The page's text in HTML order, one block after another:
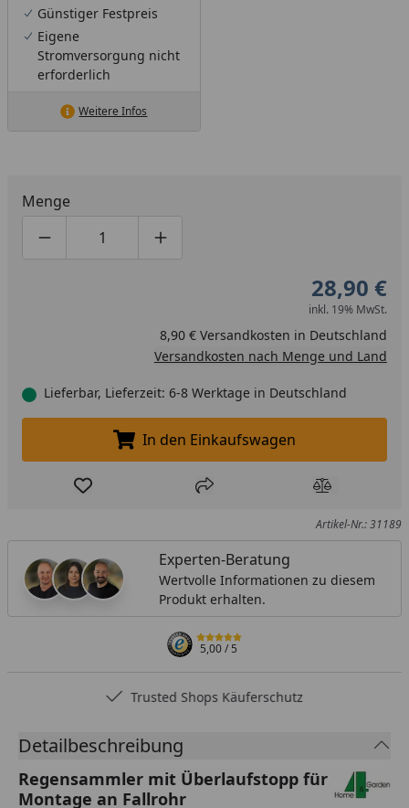
Günstiger Festpreis
Eigene
Stromversorgung nicht
erforderlich
Weitere Infos
Menge
Produktmenge um eins verringern
Produktmenge manuell eingeben
Produktmenge um eins erhöhen
28,90 €
inkl. 19% MwSt.
8,90 € Versandkosten in Deutschland
Versandkosten nach Menge und Land
Lieferbar, Lieferzeit: 6-8 Werktage in Deutschland
In den Einkaufswagen legen
In den Einkaufswagen
Produkt zur Wunschliste hinzufügen
Teilen Produkt
Artikel-Nr.: 31189
Experten-Beratung
Wertvolle Informationen zu diesem
Produkt erhalten.
5,00/ 5
Trusted Shops Käuferschutz
Detailbeschreibung
Regensammler mit Überlaufstopp für
Montage an Fallrohr